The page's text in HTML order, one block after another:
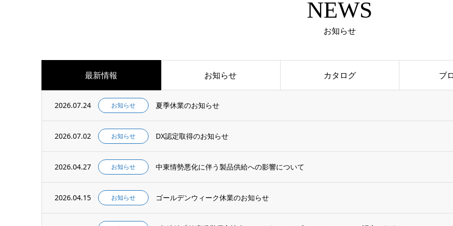
NEWS
お知らせ
最新情報 お知らせ カタログ ブ
2026.07.24 お知らせ 夏季休業のお知らせ
2026.07.02 お知らせ DX認定取得のお知らせ
2026.04.27 お知らせ 中東情勢悪化に伴う製品供給への影響について
2026.04.15 お知らせ ゴールデンウィーク休業のお知らせ